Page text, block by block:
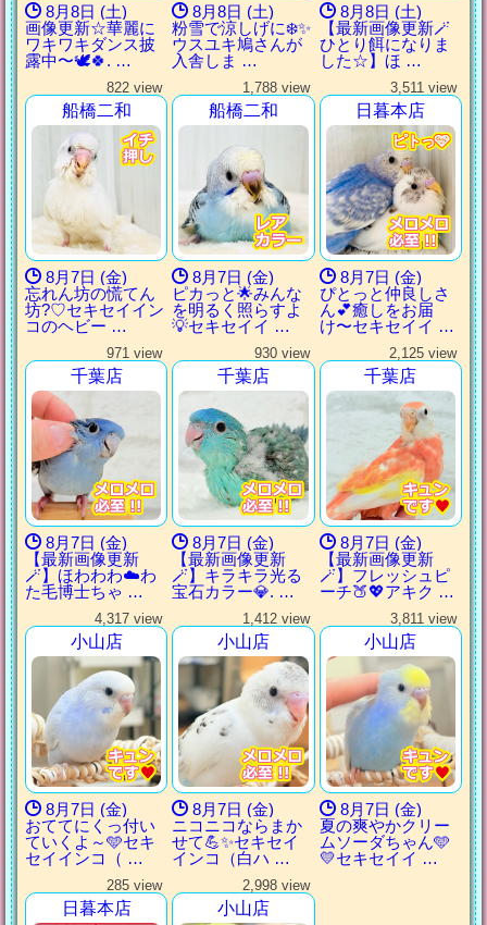
8月8日 (土)
画像更新☆華麗に
ワキワキダンス披
露中〜🕊🍀. …
8月8日 (土)
粉雪で涼しげに❄️✨
ウスユキ鳩さんが
入舎しま …
8月8日 (土)
【最新画像更新🪄
ひとり餌になりま
した‪☆】ほ …
822 view
船橋二和
8月7日 (金)
忘れん坊の慌てん
坊?♡セキセイイン
コのヘビー …
1,788 view
船橋二和
8月7日 (金)
ピカっと🌟みんな
を明るく照らすよ
💡セキセイイ …
3,511 view
日暮本店
ピトっ🩷
ピトっ🩷
ピトっ🩷
ピトっ🩷
8月7日 (金)
ぴとっと仲良しさ
ん💕癒しをお届
け〜セキセイイ …
971 view
千葉店
8月7日 (金)
【最新画像更新
🪄】ほわわわ☁️わ
た毛博士ちゃ …
930 view
千葉店
8月7日 (金)
【最新画像更新
🪄】キラキラ光る
宝石カラー💎. …
2,125 view
千葉店
8月7日 (金)
【最新画像更新
🪄】フレッシュピ
ーチ🍑💖アキク …
4,317 view
小山店
8月7日 (金)
おててにくっ付い
ていくよ～🩵セキ
セイインコ（ …
1,412 view
小山店
8月7日 (金)
ニコニコならまか
せて💪✨セキセイ
インコ（白ハ …
3,811 view
小山店
8月7日 (金)
夏の爽やかクリー
ムソーダちゃん🩵
💛セキセイイ …
285 view
日暮本店
2,998 view
小山店